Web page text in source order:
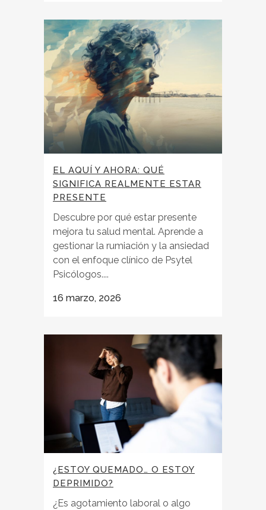
EL AQUÍ Y AHORA: QUÉ
SIGNIFICA REALMENTE ESTAR
PRESENTE
Descubre por qué estar presente
mejora tu salud mental. Aprende a
gestionar la rumiación y la ansiedad
con el enfoque clínico de Psytel
Psicólogos....
16 marzo, 2026
¿ESTOY QUEMADO… O ESTOY
DEPRIMIDO?
¿Es agotamiento laboral o algo